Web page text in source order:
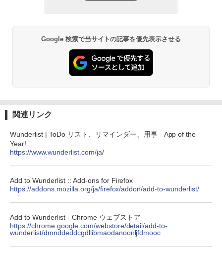
Google 検索で当サイトの記事を優先表示させる
関連リンク
Wunderlist | ToDo リスト、リマインダー、用事 - App of the
Year!
https://www.wunderlist.com/ja/
Add to Wunderlist :: Add-ons for Firefox
https://addons.mozilla.org/ja/firefox/addon/add-to-wunderlist/
Add to Wunderlist - Chrome ウェブストア
https://chrome.google.com/webstore/detail/add-to-
wunderlist/dmnddeddcgdllibmaodanoonljfdmooc